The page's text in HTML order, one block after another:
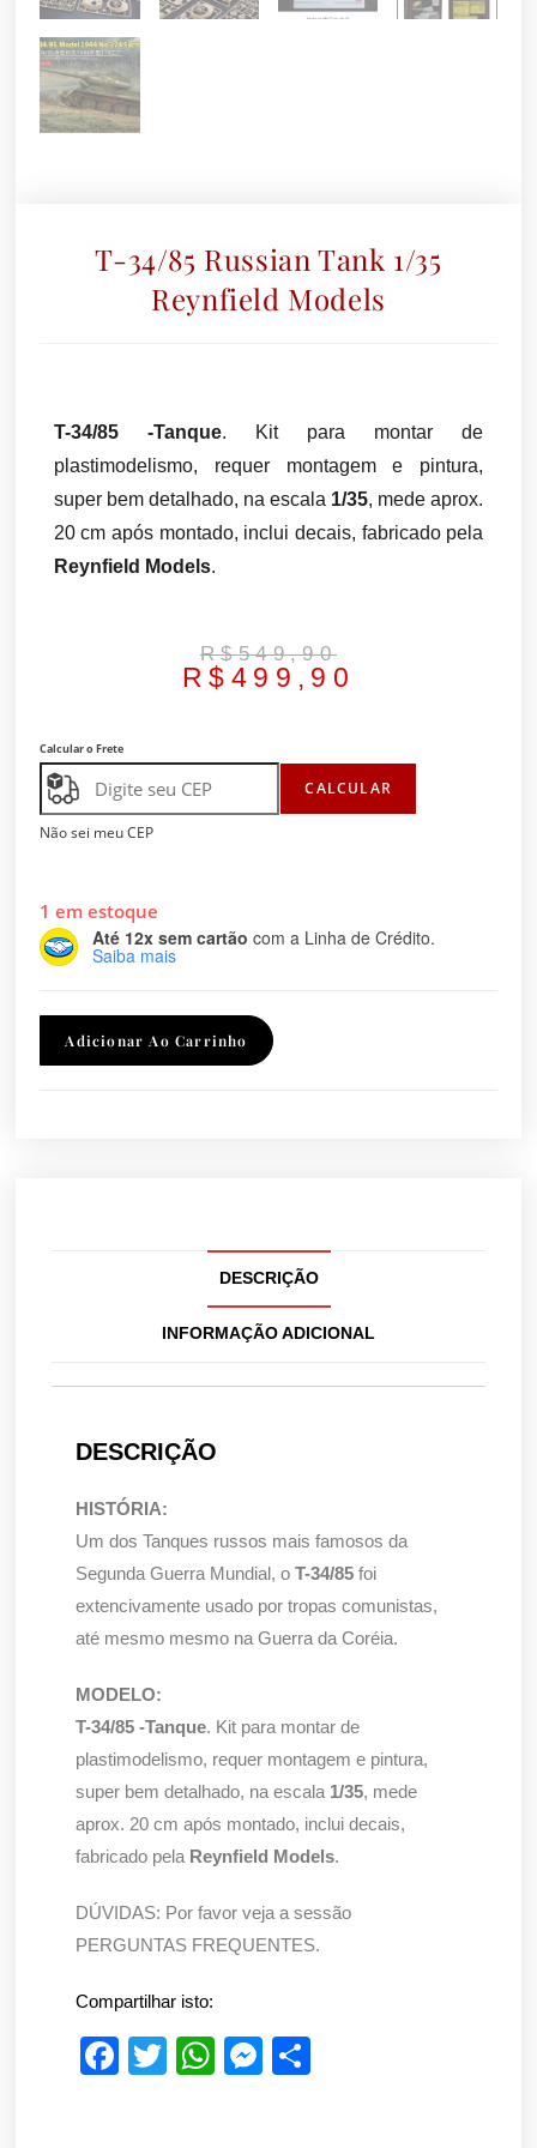
T-34/85 Russian Tank 1/35
Reynfield Models
T-34/85 -Tanque. Kit para montar de
plastimodelismo, requer montagem e pintura,
super bem detalhado, na escala 1/35, mede aprox.
20 cm após montado, inclui decais, fabricado pela
Reynfield Models.
R$549,90
R$ 499,90
Calcular o Frete
CALCULAR
Não sei meu CEP
1 em estoque
Até 12x sem cartão com a Linha de Crédito.
Saiba mais
Adicionar Ao Carrinho
DESCRIÇÃO
INFORMAÇÃO ADICIONAL
DESCRIÇÃO
HISTÓRIA:
Um dos Tanques russos mais famosos da
Segunda Guerra Mundial, oT-34/85 foi
extencivamente usado por tropas comunistas,
até mesmo mesmo na Guerra da Coréia.
MODELO:
T-34/85 -Tanque. Kit para montar de
plastimodelismo, requer montagem e pintura,
super bem detalhado, na escala 1/35, mede
aprox. 20 cm após montado, inclui decais,
fabricado pela Reynfield Models.
DÚVIDAS: Por favor veja a sessão
PERGUNTAS FREQUENTES.
Compartilhar isto:
F
T
W
M